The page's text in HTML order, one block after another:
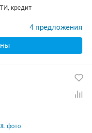
кредит
4 предложения